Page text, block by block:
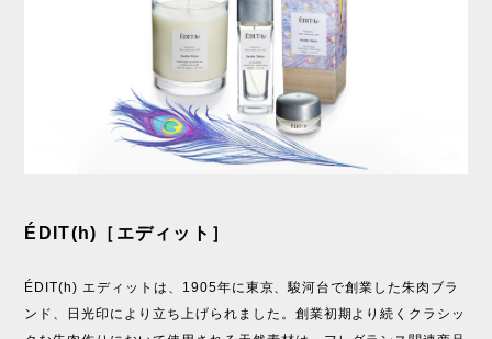
ÉDIT(h)［エディット］
ÉDIT(h) エディットは、1905年に東京、駿河台で創業した朱肉ブラ
ンド、日光印により立ち上げられました。創業初期より続くクラシッ